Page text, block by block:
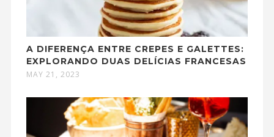
A DIFERENÇA ENTRE CREPES E GALETTES:
EXPLORANDO DUAS DELÍCIAS FRANCESAS
MAY 21, 2023